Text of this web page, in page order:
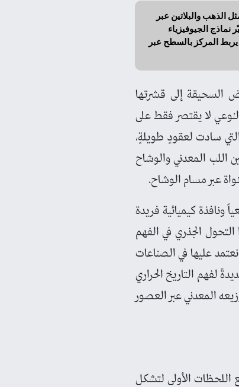
الذهب والبلاتين عبر
الجيوفيزياء
يربط المركز بالسطح عبر
السحيقة إلى قشرتها
لا يقتصر فقط على
سادت لعقودٍ طويلةٍ،
اللب المعدني والوشاح
عبر مسام الوشاح.
ونافذة كيميائية فريدة
الجذري في الفهم
نعتمد عليها في الصناعات
لفهم التاريخ الحراري
المعدني عبر العصور
اللحظات الأولى لتشكل